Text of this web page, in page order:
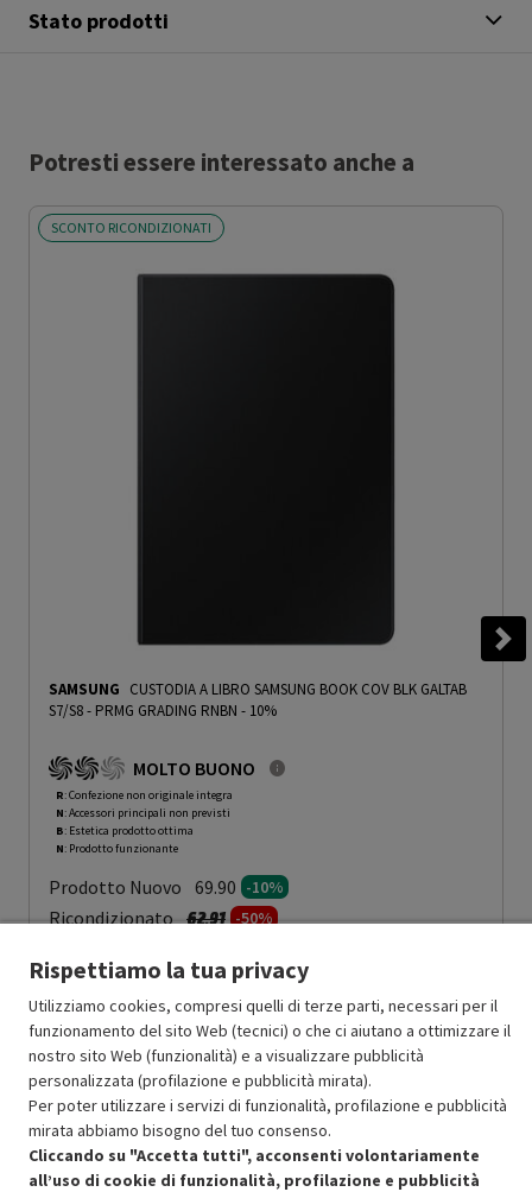
Stato prodotti
Potresti essere interessato anche a
SCONTO RICONDIZIONATI
SAMSUNG CUSTODIA A LIBRO SAMSUNG BOOK COV BLK GALTAB
S7/S8- PRMG GRADING RNBN - 10%
MOLTO BUONO
R: Confezione non originale integra
N: Accessori principali non previsti
B: Estetica prodotto ottima
N: Prodotto funzionante
Prodotto Nuovo 69.90 -10%
Ricondizionato Prezzo ridotto da
62.91a-50%
31.45
Aggiungi al carrello
SCONTO RICONDIZIONATI
Approfitta dello sconto del 50% sul prodotto ricondizionato.
Rispettiamo la tua privacy
Utilizziamo cookies, compresi quelli di terze parti, necessari per il
funzionamento del sito Web (tecnici) o che ci aiutano a ottimizzare il
nostro sito Web (funzionalità) e a visualizzare pubblicità
personalizzata (profilazione e pubblicità mirata).
Per poter utilizzare i servizi di funzionalità, profilazione e pubblicità
mirata abbiamo bisogno del tuo consenso.
Cliccando su "Accetta tutti", acconsenti volontariamente
all’uso di cookie di funzionalità, profilazione e pubblicità